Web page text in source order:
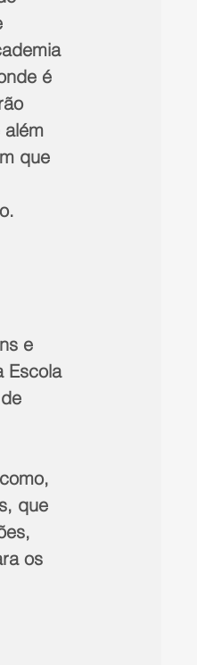
é
além
que
e
Escola
que
os